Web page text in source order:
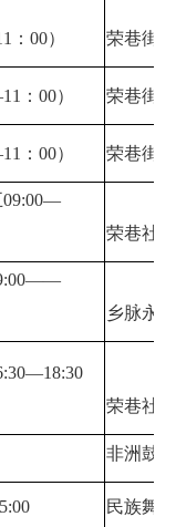
00） 荣巷街
：00） 荣巷街
：00） 荣巷街
09:00—
荣巷社
乡脉永
荣巷社
非洲鼓
民族舞